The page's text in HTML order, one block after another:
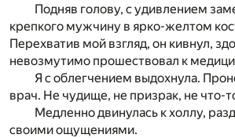
Подняв голову, с удивлением
крепкого мужчину в ярко-желтом
Перехватив мой взгляд, он кивнул,
невозмутимо прошествовал к
Я с облегчением выдохнула.
врач. Не чудище, не призрак, не что-
Медленно двинулась к холлу,
своими ощущениями.